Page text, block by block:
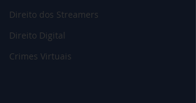
Direito dos Streamers
Direito Digital
Crimes Virtuais